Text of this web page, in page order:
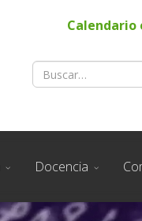
Calendario
Docencia